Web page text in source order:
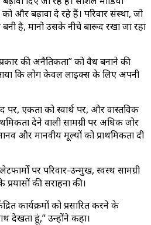
और बढ़ावा दे रहे हैं। परिवार संस्था, जो
है, मानो उसके नीचे बारूद रखा जा रहा
की अनैतिकता” को वैध बनाने की
कि लोग केवल लाइक्स के लिए अपनी
पर, एकता को स्वार्थ पर, और वास्तविक
देने वाली सामग्री पर अधिक जोर
और मानवीय मूल्यों को प्राथमिकता दी
पर परिवार-उन्मुख, स्वस्थ सामग्री
की सराहना की।
कार्यक्रमों को प्रसारित करने के
देखता हूं,” उन्होंने कहा।